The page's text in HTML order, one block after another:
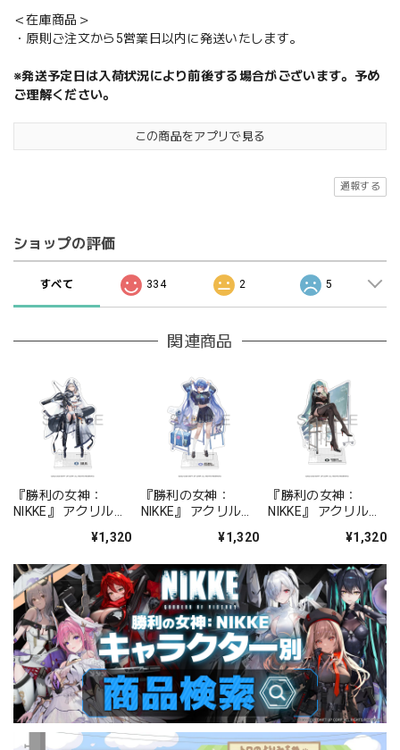
＜在庫商品＞
・原則ご注文から5営業日以内に発送いたします。
※発送予定日は入荷状況により前後する場合がございます。予め
ご理解ください。
この商品をアプリで見る
通報する
ショップの評価
すべて 334 2 5
関連商品
『勝利の女神：
NIKKE』 アクリルス
¥1,320
『勝利の女神：
NIKKE』 アクリルス
ォーチュンメイト
¥1,320
『勝利の女神：
NIKKE』 アクリルス
シャープレッスン
¥1,320